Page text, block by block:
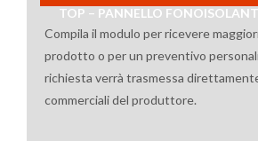
TOP – PANNELLO
Compila il modulo per ricevere
prodotto o per un preventivo
richiesta verrà trasmessa
commerciali del produttore.